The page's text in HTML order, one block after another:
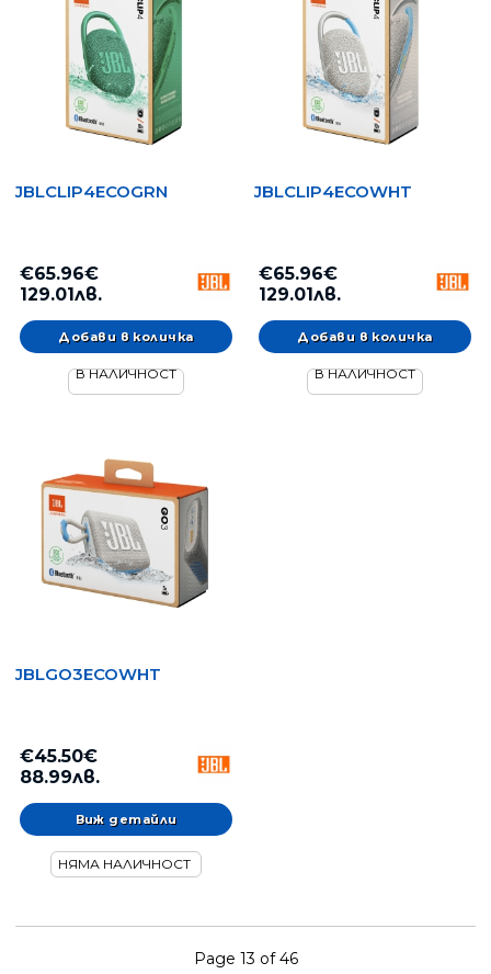
JBLCLIP4ECOGRN
€65.96€
129.01лв.
В НАЛИЧНОСТ
JBLCLIP4ECOWHT
€65.96€
129.01лв.
В НАЛИЧНОСТ
JBLGO3ECOWHT
€45.50€
88.99лв.
Виж детайли
НЯМА НАЛИЧНОСТ
Page 13 of 46